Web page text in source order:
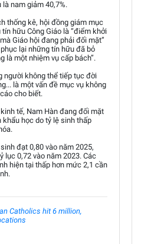
nam giảm 40,7%.
thống kê, hội đồng giám mục
hữu Công Giáo là “điểm khởi
Giáo hội đang phải đối mặt”
lại những tín hữu đã bỏ
là một nhiệm vụ cấp bách”.
người không thể tiếp tục đời
là một vấn đề mục vụ không
cho biết.
tế, Nam Hàn đang đối mặt
học do tỷ lệ sinh thấp
đạt 0,80 vào năm 2025,
lục 0,72 vào năm 2023. Các
hiện tại thấp hơn mức 2,1 cần
Catholics hit 6 million,